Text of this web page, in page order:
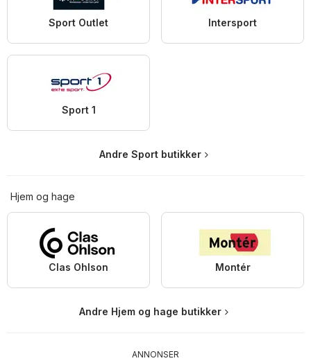
Sport Outlet Intersport
Sport 1
Andre Sport butikker
Hjem og hage
Clas Ohlson Montér
Andre Hjem og hage butikker
ANNONSER